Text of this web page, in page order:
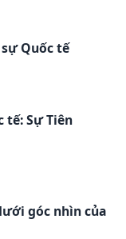
Quốc tế
tế: Sự Tiên
góc nhìn của